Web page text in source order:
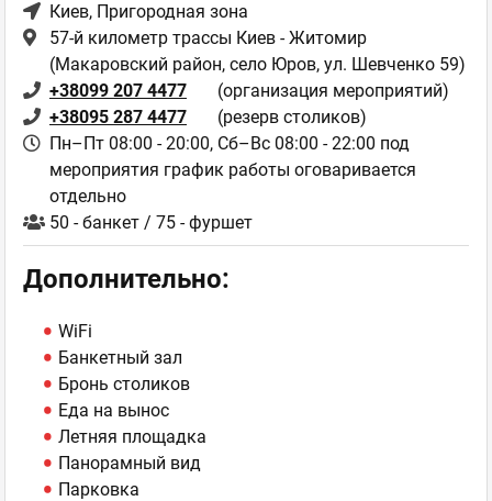
Киев, Пригородная зона
57-й километр трассы Киев - Житомир
(Макаровский район, село Юров, ул. Шевченко 59)
+38099 207 4477
(организация мероприятий)
+38095 287 4477
(резерв столиков)
Пн–Пт 08:00 - 20:00, Сб–Вс 08:00 - 22:00 под
мероприятия график работы оговаривается
отдельно
50 - банкет / 75 - фуршет
Дополнительно:
WiFi
Банкетный зал
Бронь столиков
Еда на вынос
Летняя площадка
Панорамный вид
Парковка